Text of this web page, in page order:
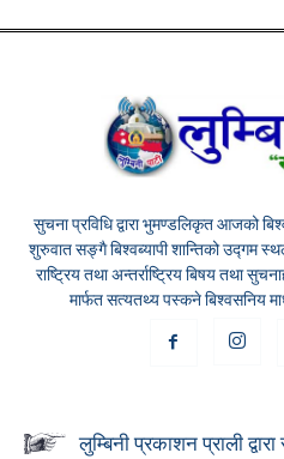
सुचना प्रविधि द्वारा भुमण्डलिकृत आजको
शुरुवात सङ्गै बिश्वब्यापी शान्तिको उद्गम
राष्ट्रिय तथा अन्तर्राष्ट्रिय बिषय तथा
मार्फत सत्यतथ्य पस्कने बिश्वसनिय
लुम्बिनी प्रकाशन प्राली